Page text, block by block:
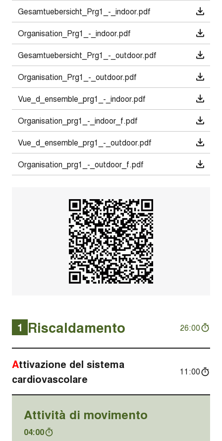
Gesamtuebersicht_Prg1_-_indoor.pdf
Organisation_Prg1_-_indoor.pdf
Gesamtuebersicht_Prg1_-_outdoor.pdf
Organisation_Prg1_-_outdoor.pdf
Vue_d_ensemble_prg1_-_indoor.pdf
Organisation_prg1_-_indoor_f.pdf
Vue_d_ensemble_prg1_-_outdoor.pdf
Organisation_prg1_-_outdoor_f.pdf
1 Riscaldamento 26:00
Attivazione del sistema
cardiovascolare
11:00
Attività di movimento
04:00